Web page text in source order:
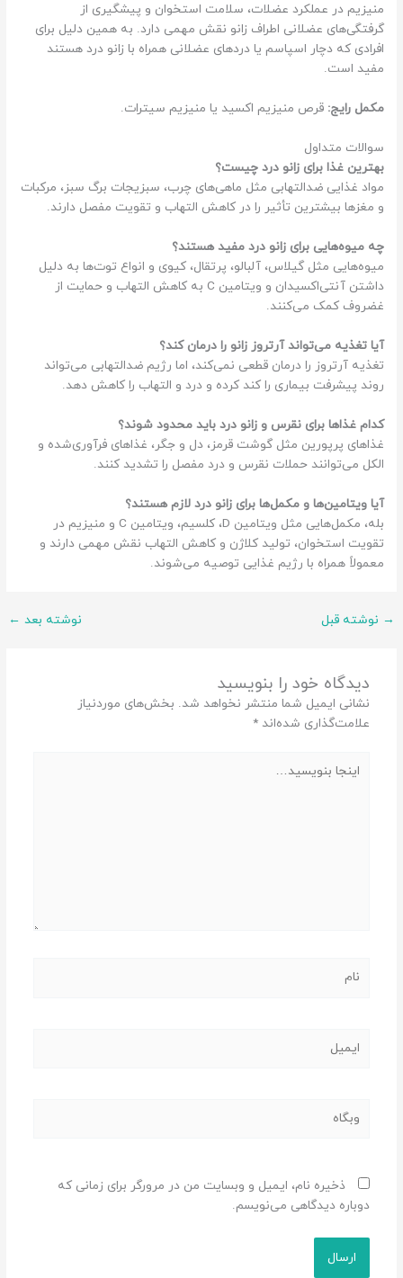
منیزیم در عملکرد عضلات، سلامت استخوان و پیشگیری از
گرفتگی‌های عضلانی اطراف زانو نقش مهمی دارد. به همین دلیل برای
افرادی که دچار اسپاسم یا دردهای عضلانی همراه با زانو درد هستند
مفید است.
مکمل رایج: قرص منیزیم اکسید یا منیزیم سیترات.
سوالات متداول
بهترین غذا برای زانو درد چیست؟
مواد غذایی ضدالتهابی مثل ماهی‌های چرب، سبزیجات برگ سبز، مرکبات
و مغزها بیشترین تأثیر را در کاهش التهاب و تقویت مفصل دارند.
چه میوه‌هایی برای زانو درد مفید هستند؟
میوه‌هایی مثل گیلاس، آلبالو، پرتقال، کیوی و انواع توت‌ها به دلیل
داشتن آنتی‌اکسیدان و ویتامین C به کاهش التهاب و حمایت از
غضروف کمک می‌کنند.
آیا تغذیه می‌تواند آرتروز زانو را درمان کند؟
تغذیه آرتروز را درمان قطعی نمی‌کند، اما رژیم ضدالتهابی می‌تواند
روند پیشرفت بیماری را کند کرده و درد و التهاب را کاهش دهد.
کدام غذاها برای نقرس و زانو درد باید محدود شوند؟
غذاهای پرپورین مثل گوشت قرمز، دل و جگر، غذاهای فرآوری‌شده و
الکل می‌توانند حملات نقرس و درد مفصل را تشدید کنند.
آیا ویتامین‌ها و مکمل‌ها برای زانو درد لازم هستند؟
بله، مکمل‌هایی مثل ویتامین D، کلسیم، ویتامین C و منیزیم در
تقویت استخوان، تولید کلاژن و کاهش التهاب نقش مهمی دارند و
معمولاً همراه با رژیم غذایی توصیه می‌شوند.
→ نوشته قبل نوشته بعد ←
دیدگاه‌ خود را بنویسید
نشانی ایمیل شما منتشر نخواهد شد. بخش‌های موردنیاز
علامت‌گذاری شده‌اند *
بنویسید…
وبگاه
ذخیره نام، ایمیل و وبسایت من در مرورگر برای زمانی که
دوباره دیدگاهی می‌نویسم.